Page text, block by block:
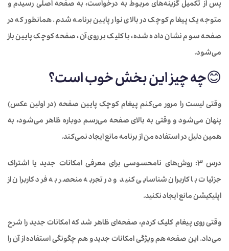
پس از تکمیل گزینه‌های مربوط به درخواست، به صفحه اصلی رسیدم و
متوجه یک پیغام کوچک در بالای نوار پایین برنامه شدم. همانطور که در
صفحه سوم نشان داده شده، با کلیک بر روی آن، صفحه کوچک پایین باز
می‌شود.
😊چه چیز این بخش خوب است؟
وقتی لیست‌ را مرور می‌کنم پیغام کوچک پایین صفحه (در اولین عکس)
پنهان می‌شود و وقتی به بالای صفحه می‌رسم دوباره ظاهر می‌شود، به
همین دلیل در استفاده من از برنامه مانع ایجاد نمی‌کند.
درس 3:
روش‌های نامحسوسی برای معرفی امکانات جدید یا اشتراک
جزئیات با کاربران شناسایی کنید و در تجربه منحصر به فرد کاربران از
اپلیکیشن مانع ایجاد نکنید.
وقتی روی پیغام کلیک کردم، صفحه‌ای ظاهر شد که امکانات جدید را شرح
می‌داد. این صفحه هم ویژگی امکانات جدید و هم چگونگی استفاده از آن را